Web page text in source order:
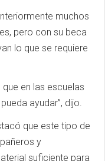
muchos
pero con su beca
lo que se requiere
en las escuelas
ayudar”, dijo.
que este tipo de
y
suficiente para